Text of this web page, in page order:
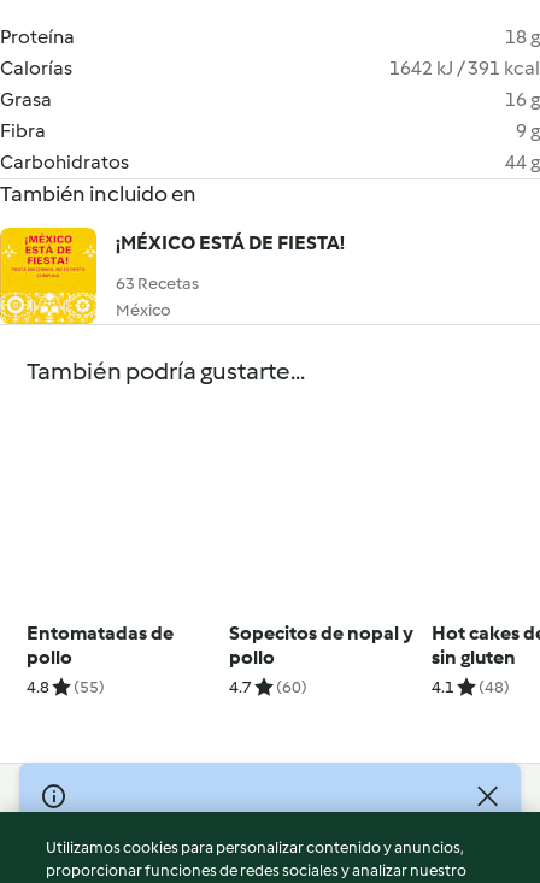
Proteína
18 g
Calorías
1642 kJ / 391 kcal
Grasa
16 g
Fibra
9 g
Carbohidratos
44 g
También incluido en
¡MÉXICO ESTÁ DE FIESTA!
63 Recetas
México
También podría gustarte...
Entomatadas de
pollo
4.8 (55)
Sopecitos de nopal y
pollo
4.7 (60)
Hot cakes
sin gluten
4.1 (48)
© Copyright 2026
Términos de uso
Utilizamos cookies para personalizar contenido y anuncios,
proporcionar funciones de redes sociales y analizar nuestro